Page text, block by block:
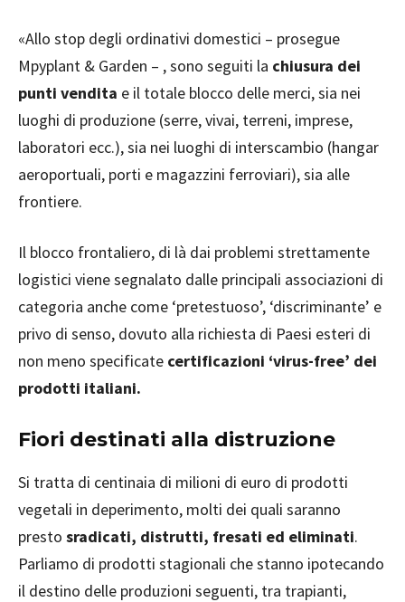
«Allo stop degli ordinativi domestici – prosegue
Mpyplant & Garden – , sono seguiti la chiusura dei
punti vendita e il totale blocco delle merci, sia nei
luoghi di produzione (serre, vivai, terreni, imprese,
laboratori ecc.), sia nei luoghi di interscambio (hangar
aeroportuali, porti e magazzini ferroviari), sia alle
frontiere.
Il blocco frontaliero, di là dai problemi strettamente
logistici viene segnalato dalle principali associazioni di
categoria anche come ‘pretestuoso’, ‘discriminante’ e
privo di senso, dovuto alla richiesta di Paesi esteri di
non meno specificate certificazioni ‘virus-free’ dei
prodotti italiani.
Fiori destinati alla distruzione
Si tratta di centinaia di milioni di euro di prodotti
vegetali in deperimento, molti dei quali saranno
presto sradicati, distrutti, fresati ed eliminati.
Parliamo di prodotti stagionali che stanno ipotecando
il destino delle produzioni seguenti, tra trapianti,